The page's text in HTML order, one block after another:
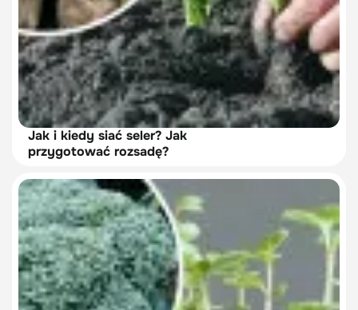
Jak i kiedy siać seler? Jak
przygotować rozsadę?